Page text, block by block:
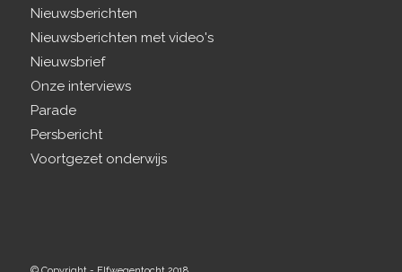
Nieuwsberichten
Nieuwsberichten met video's
Nieuwsbrief
Onze interviews
Parade
Persbericht
Voortgezet onderwijs